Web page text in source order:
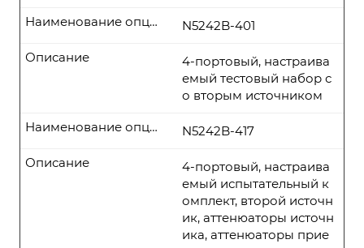
N5242B-401
Наименование опции
4-портовый, настраива
емый тестовый набор с
о вторым источником
Описание
N5242B-417
Наименование опции
4-портовый, настраива
емый испытательный к
омплект, второй источн
ик, аттенюаторы источн
ика, аттенюаторы прие
Описание